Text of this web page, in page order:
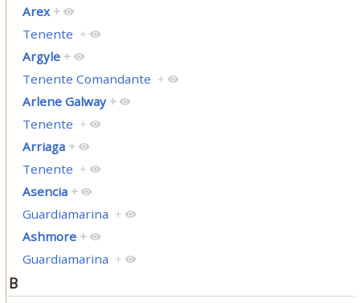
Arex +
Tenente +
Argyle +
Tenente Comandante +
Arlene Galway +
Tenente +
Arriaga +
Tenente +
Asencia +
Guardiamarina +
Ashmore +
Guardiamarina +
B